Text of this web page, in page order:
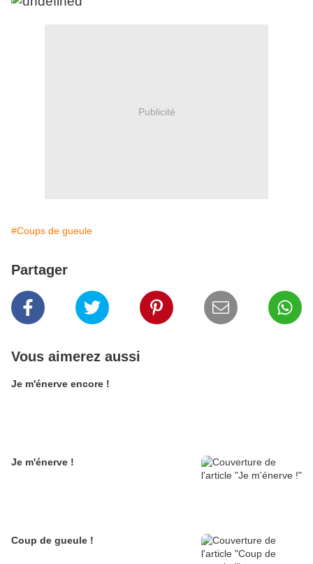
Publicité
#Coups de gueule
Partager
Vous aimerez aussi
Je m'énerve encore !
Je m'énerve !
Coup de gueule !